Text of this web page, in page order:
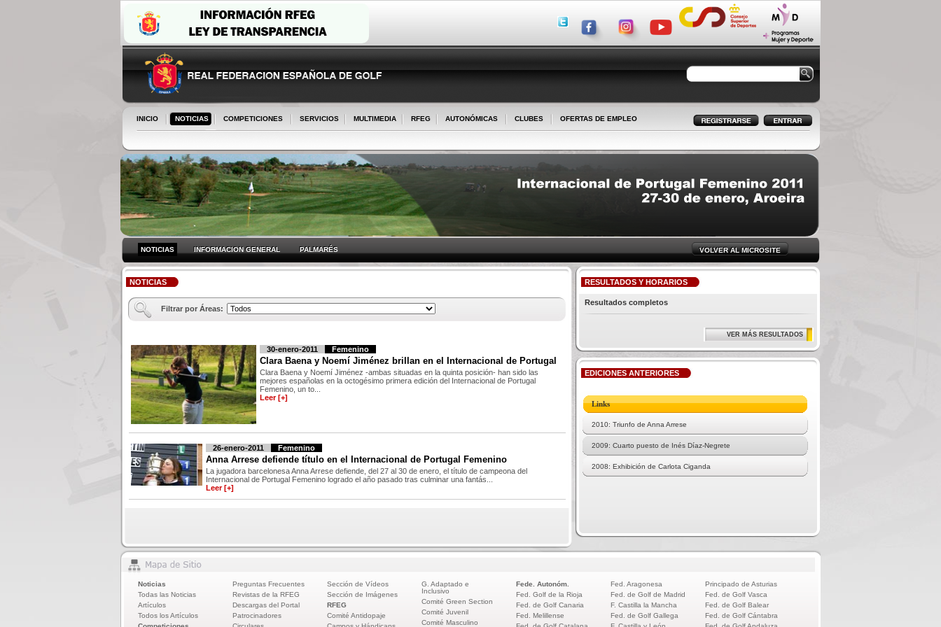
INICIO NOTICIAS COMPETICIONES SERVICIOS MULTIMEDIA RFEG AUTONÓMICAS CLUBES OFERTAS DE EMPLEO
NOTICIAS INFORMACION GENERAL PALMARÉS VOLVER AL MICROSITE
NOTICIAS
Filtrar por Áreas:
30-enero-2011 Femenino
Clara Baena y Noemí Jiménez brillan en el Internacional de Portugal
Clara Baena y Noemí Jiménez -ambas situadas en la quinta posición- han sido las
mejores españolas en la octogésimo primera edición del Internacional de Portugal
Femenino, un to...
Leer [+]
26-enero-2011 Femenino
Anna Arrese defiende título en el Internacional de Portugal Femenino
La jugadora barcelonesa Anna Arrese defiende, del 27 al 30 de enero, el título de campeona del
Internacional de Portugal Femenino logrado el año pasado tras culminar una fantás...
Leer [+]
RESULTADOS Y HORARIOS
Resultados completos
VER MÁS RESULTADOS
EDICIONES ANTERIORES
Links
2010: Triunfo de Anna Arrese
2009: Cuarto puesto de Inés Díaz-Negrete
2008: Exhibición de Carlota Ciganda
Noticias
Todas las Noticias
Artículos
Todos los Artículos
Preguntas Frecuentes
Revistas de la RFEG
Descargas del Portal
Patrocinadores
Sección de Vídeos
Sección de Imágenes
RFEG
Comité Antidopaje
G. Adaptado e
Inclusivo
Comité Green Section
Comité Juvenil
Comité Masculino
Fede. Autonóm.
Fed. Golf de la Rioja
Fed. de Golf Canaria
Fed. Melillense
Fed. Aragonesa
Fed. de Golf de Madrid
F. Castilla la Mancha
Fed. de Golf Gallega
Principado de Asturias
Fed. de Golf Vasca
Fed. de Golf Balear
Fed. de Golf Cántabra